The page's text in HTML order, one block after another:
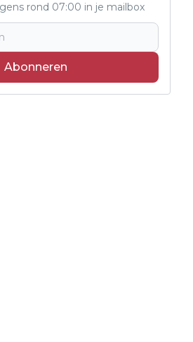
rond 07:00 in je mailbox
Abonneren